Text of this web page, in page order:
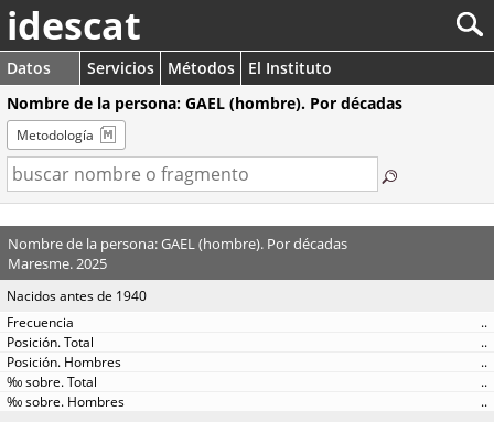
idescat
Datos Servicios Métodos
El Instituto
Nombre de la persona: GAEL (hombre). Por décadas
Metodología
Nombre de la persona: GAEL (hombre). Por décadas
Maresme. 2025
Nacidos antes de 1940
..
..
..
..
..